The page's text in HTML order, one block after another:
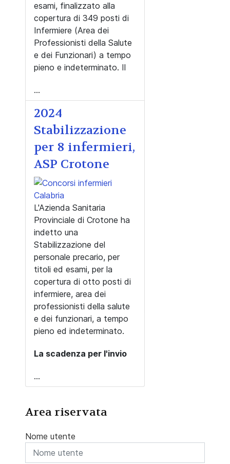
esami, finalizzato alla
copertura di 349 posti di
Infermiere (Area dei
Professionisti della Salute
e dei Funzionari) a tempo
pieno e indeterminato. Il
...
2024
Stabilizzazione
per 8 infermieri,
ASP Crotone
L'Azienda Sanitaria
Provinciale di Crotone ha
indetto una
Stabilizzazione del
personale precario, per
titoli ed esami, per la
copertura di otto posti di
infermiere, area dei
professionisti della salute
e dei funzionari, a tempo
pieno ed indeterminato.
La scadenza per l'invio
...
Area riservata
Nome utente